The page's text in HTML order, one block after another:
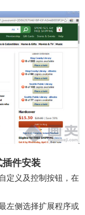
件安装
定义及控制按钮，在
左侧选择扩展程序或